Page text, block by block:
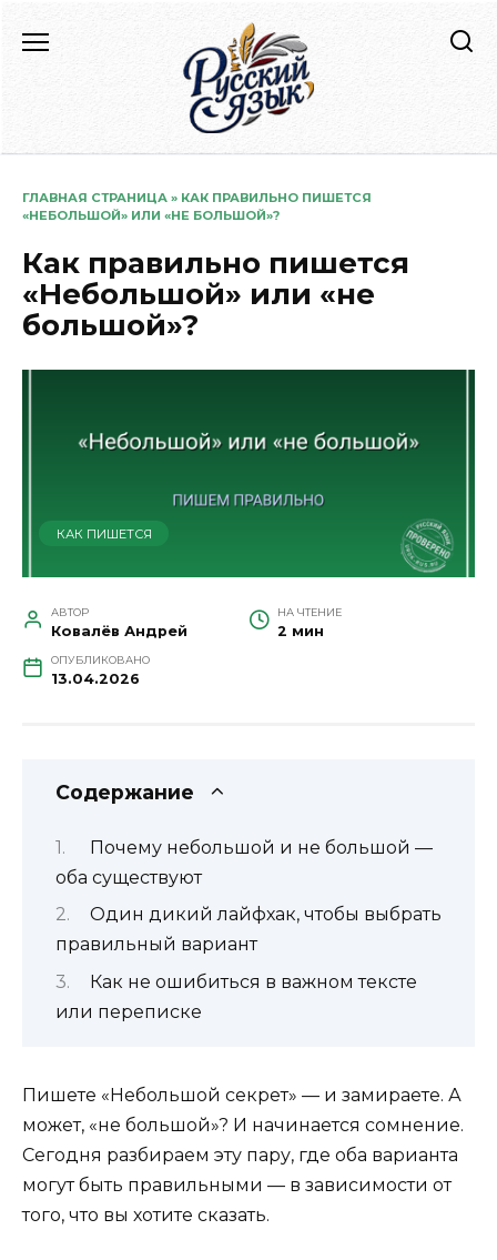
содержанию
ГЛАВНАЯ СТРАНИЦА » КАК ПРАВИЛЬНО ПИШЕТСЯ
«НЕБОЛЬШОЙ» ИЛИ «НЕ БОЛЬШОЙ»?
Как правильно пишется
«Небольшой» или «не
большой»?
КАК ПИШЕТСЯ
АВТОР
Ковалёв Андрей
НА ЧТЕНИЕ
2 мин
ОПУБЛИКОВАНО
13.04.2026
Содержание
Почему небольшой и не большой —
оба существуют
Один дикий лайфхак, чтобы выбрать
правильный вариант
Как не ошибиться в важном тексте
или переписке
Пишете «Небольшой секрет» — и замираете. А
может, «не большой»? И начинается сомнение.
Сегодня разбираем эту пару, где оба варианта
могут быть правильными — в зависимости от
того, что вы хотите сказать.